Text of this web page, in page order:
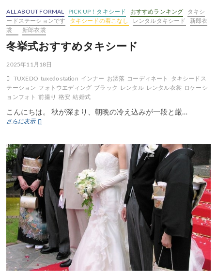
ALL ABOUT FORMAL PICK UP！タキシード おすすめランキング
タキシ
ードステーションです
タキシードの着こなし レンタルタキシード
新郎衣
裳
新郎衣裳
冬挙式おすすめタキシード
2025年11月18日
TUXEDO tuxedo station インナー お洒落 コーディネート
タキシードス
テーション フォトウエディング ブラック レンタル レンタル衣裳 ロケーシ
ョンフォト 前撮り 格安 結婚式
こんにちは。 秋が深まり、朝晩の冷え込みが一段と厳…
さらに表示冬
す
す
め
タ
キ
シ
ー
ド